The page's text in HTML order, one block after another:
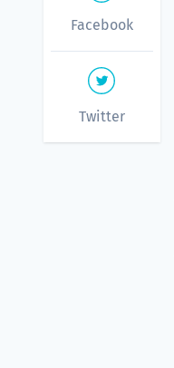
Facebook
Twitter